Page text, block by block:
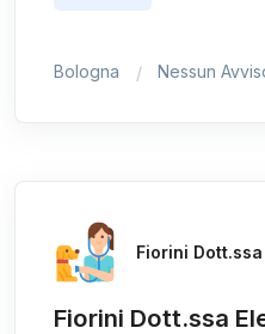
Bologna Nessun
Fiorini Dott.ssa
Fiorini Dott.ssa